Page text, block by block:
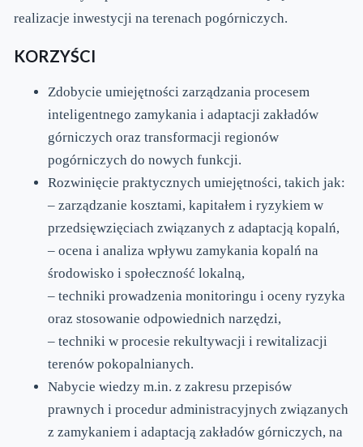
realizacje inwestycji na terenach pogórniczych.
KORZYŚCI
Zdobycie umiejętności zarządzania procesem
inteligentnego zamykania i adaptacji zakładów
górniczych oraz transformacji regionów
pogórniczych do nowych funkcji.
Rozwinięcie praktycznych umiejętności, takich jak:
– zarządzanie kosztami, kapitałem i ryzykiem w
przedsięwzięciach związanych z adaptacją kopalń,
– ocena i analiza wpływu zamykania kopalń na
środowisko i społeczność lokalną,
– techniki prowadzenia monitoringu i oceny ryzyka
oraz stosowanie odpowiednich narzędzi,
– techniki w procesie rekultywacji i rewitalizacji
terenów pokopalnianych.
Nabycie wiedzy m.in. z zakresu przepisów
prawnych i procedur administracyjnych związanych
z zamykaniem i adaptacją zakładów górniczych, na